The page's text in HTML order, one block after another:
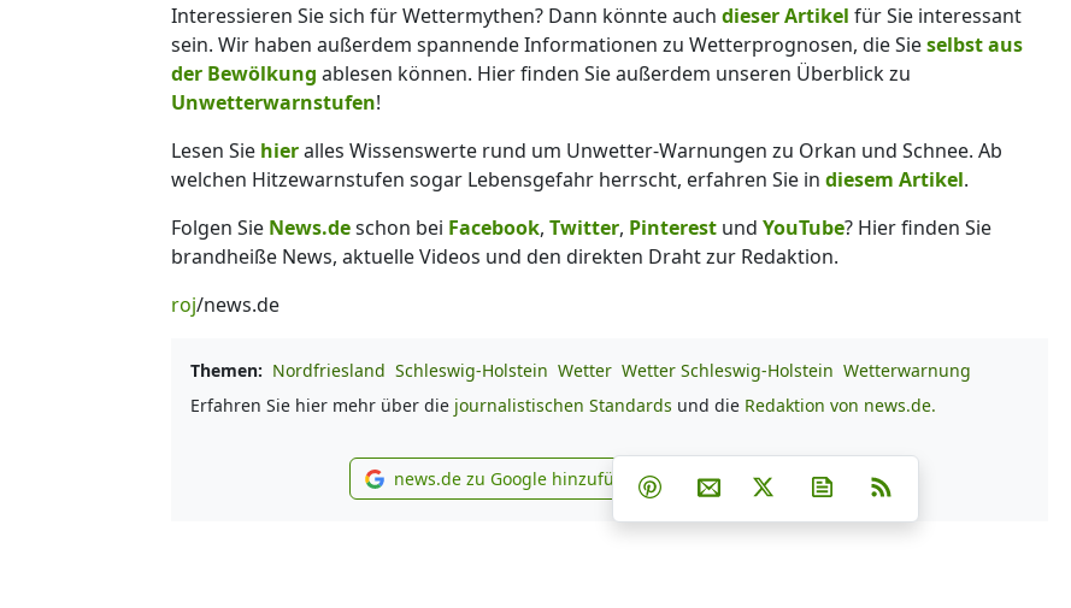
Interessieren Sie sich für Wettermythen? Dann könnte auch dieser Artikel für Sie interessant
sein. Wir haben außerdem spannende Informationen zu Wetterprognosen, die Sieselbst aus
der Bewölkung ablesen können. Hier finden Sie außerdem unseren Überblick zu
Unwetterwarnstufen!
Lesen Sie hieralles Wissenswerte rund um Unwetter-Warnungen zu Orkan und Schnee. Ab
welchen Hitzewarnstufen sogar Lebensgefahr herrscht, erfahren Sie in diesem Artikel.
Folgen Sie News.deschon bei Facebook, Twitter, Pinterest und YouTube? Hier finden Sie
brandheiße News, aktuelle Videos und den direkten Draht zur Redaktion.
roj/news.de
Themen: Nordfriesland Schleswig-Holstein Wetter Wetter Schleswig-Holstein Wetterwarnung
Erfahren Sie hier mehr über die journalistischen Standards und die Redaktion von news.de.
news.de zu Google hinzufügen
news.de zu Google hinzufügen Teilen auf Facebook
Teilen auf Whatsapp
Teilen auf Telegram
Teilen auf Pinterest
Per E-Mail teilen
Post auf XNewsletter abonnieren